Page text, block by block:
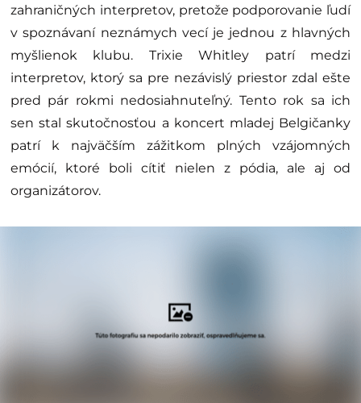
zahraničných interpretov, pretože podporovanie ľudí
v spoznávaní neznámych vecí je jednou z hlavných
myšlienok klubu. Trixie Whitley patrí medzi
interpretov, ktorý sa pre nezávislý priestor zdal ešte
pred pár rokmi nedosiahnuteľný. Tento rok sa ich
sen stal skutočnosťou a koncert mladej Belgičanky
patrí k najväčším zážitkom plných vzájomných
emócií, ktoré boli cítiť nielen z pódia, ale aj od
organizátorov.